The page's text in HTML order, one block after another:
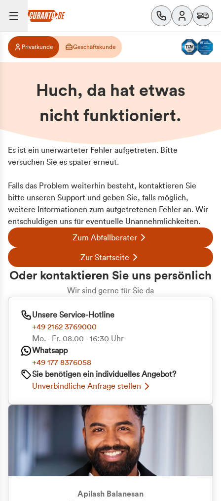
Privatkunde Geschäftskunde
Huch, da hat etwas
nicht funktioniert.
Es ist ein unerwarteter Fehler aufgetreten. Bitte
versuchen Sie es später erneut.
Falls das Problem weiterhin besteht, kontaktieren Sie
bitte unseren Support und geben Sie, falls möglich,
weitere Informationen zum aufgetretenen Fehler an. Wir
entschuldigen uns für eventuelle Unannehmlichkeiten.
Zum Abfallberater
Zur Startseite
Oder kontaktieren Sie uns persönlich
Wir sind gerne für Sie da
Unsere Service-Hotline
+49 2162 3769000
Mo. - Fr. 08.00 - 16:30 Uhr
Whatsapp
+49 177 8376058
Sie benötigen ein individuelles Angebot?
Unverbindliche Anfrage stellen
Apilash Balanesan